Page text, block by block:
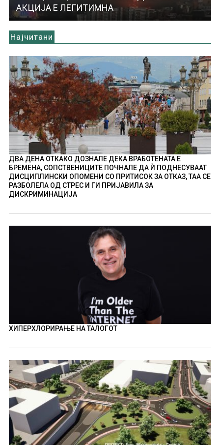
АКЦИЈА Е ЛЕГИТИМНА
Најчитани
ДВА ДЕНА ОТКАКО ДОЗНАЛЕ ДЕКА ВРАБОТЕНАТА Е
БРЕМЕНА, СОПСТВЕНИЦИТЕ ПОЧНАЛЕ ДА Ѝ ПОДНЕСУВААТ
ДИСЦИПЛИНСКИ ОПОМЕНИ СО ПРИТИСОК ЗА ОТКАЗ, ТАА СЕ
РАЗБОЛЕЛА ОД СТРЕС И ГИ ПРИЈАВИЛА ЗА
ДИСКРИМИНАЦИЈА
ХИПЕРХЛОРИРАЊЕ НА ТАЛОГОТ